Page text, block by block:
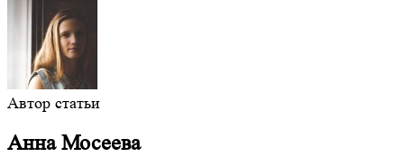
Автор статьи
Анна Мосеева